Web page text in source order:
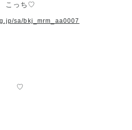
こっち♡
sa/bkj_mrm_aa0007
♡